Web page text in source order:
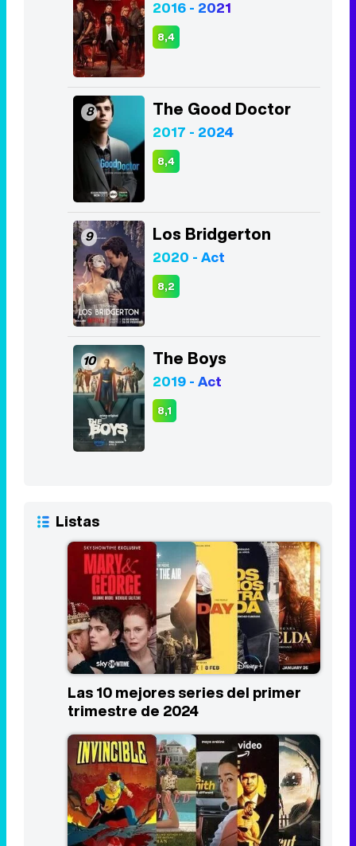
2016 - 2021
8,4
8 The Good Doctor
2017 - 2024
8,4
9 Los Bridgerton
2020 - Act
8,2
10 The Boys
2019 - Act
8,1
Listas
Las 10 mejores series del primer
trimestre de 2024